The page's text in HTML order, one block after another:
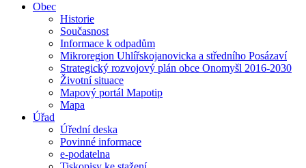
Obec
Historie
Současnost
Informace k odpadům
Mikroregion Uhlířskojanovicka a středního Posázaví
Strategický rozvojový plán obce Onomyšl 2016-2030
Životní situace
Mapový portál Mapotip
Mapa
Úřad
Úřední deska
Povinné informace
e-podatelna